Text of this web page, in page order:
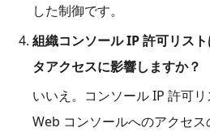
した制御です。
組織コンソール IP 許可リス
タアクセスに影響しますか？
いいえ。コンソール IP 許可
Web コンソールへのアクセス